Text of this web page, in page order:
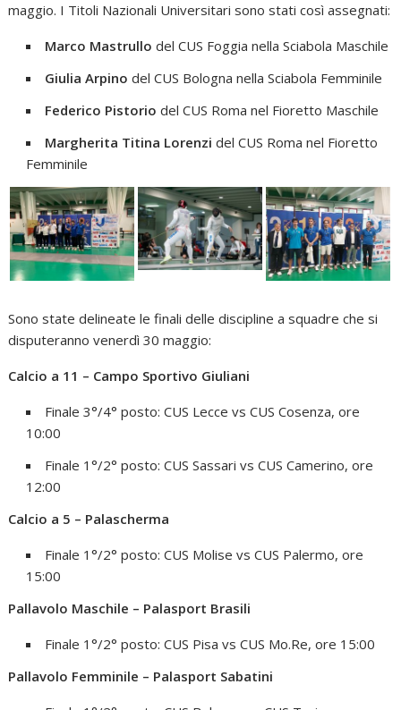
maggio. I Titoli Nazionali Universitari sono stati così assegnati:
Marco Mastrullo del CUS Foggia nella Sciabola Maschile
Giulia Arpino del CUS Bologna nella Sciabola Femminile
Federico Pistorio del CUS Roma nel Fioretto Maschile
Margherita Titina Lorenzi del CUS Roma nel Fioretto
Femminile
Sono state delineate le finali delle discipline a squadre che si
disputeranno venerdì 30 maggio:
Calcio a 11 – Campo Sportivo Giuliani
Finale 3°/4° posto: CUS Lecce vs CUS Cosenza, ore
10:00
Finale 1°/2° posto: CUS Sassari vs CUS Camerino, ore
12:00
Calcio a 5 – Palascherma
Finale 1°/2° posto: CUS Molise vs CUS Palermo, ore
15:00
Pallavolo Maschile – Palasport Brasili
Finale 1°/2° posto: CUS Pisa vs CUS Mo.Re, ore 15:00
Pallavolo Femminile – Palasport Sabatini